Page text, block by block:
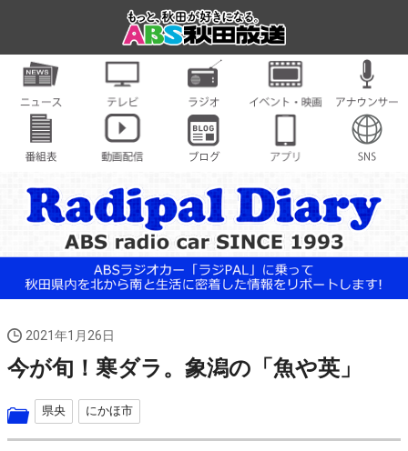
2021年1月26日
今が旬！寒ダラ。象潟の「魚や英」
県央 にかほ市